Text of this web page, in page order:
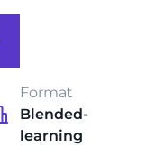
Format
Blended-
learning